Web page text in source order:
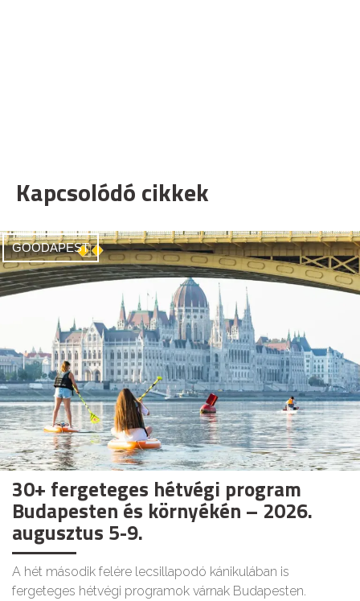
Kapcsolódó cikkek
GOODAPEST
30+ fergeteges hétvégi program
Budapesten és környékén – 2026.
augusztus 5-9.
A hét második felére lecsillapodó kánikulában is
fergeteges hétvégi programok várnak Budapesten.